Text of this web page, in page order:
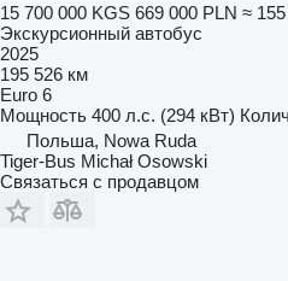
15 700 000 KGS 669 000 PLN ≈
Экскурсионный автобус
2025
195 526 км
Euro 6
Мощность 400 л.с. (294 кВт)
Польша, Nowa Ruda
Tiger-Bus Michał Osowski
Связаться с продавцом